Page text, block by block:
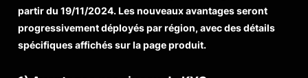
partir du 19/11/2024. Les nouveaux avantages seront
progressivement déployés par région, avec des détails
spécifiques affichés sur la page produit.